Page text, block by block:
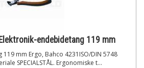
endebidetang 119 mm
mm Ergo, Bahco 4231ISO/DIN 5748
SPECIALSTÅL. Ergonomiske t...